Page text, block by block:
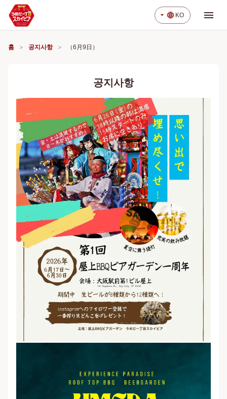
arrow_drop_down language KO menu
홈 공지사항 （6月9日）
공지사항